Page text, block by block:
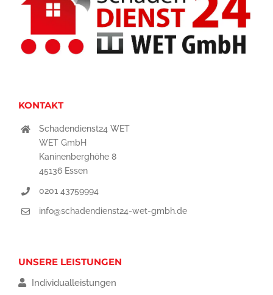
KONTAKT
Schadendienst24 WET
WET GmbH
Kaninenberghöhe 8
45136 Essen
0201 43759994
info@schadendienst24-wet-gmbh.de
UNSERE LEISTUNGEN
Individualleistungen